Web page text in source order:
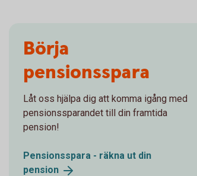
Börja
pensionsspara
Låt oss hjälpa dig att komma igång med
pensionssparandet till din framtida
pension!
Pensionsspara - räkna ut din
pension